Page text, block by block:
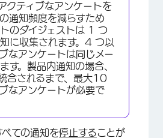
クティブなアンケートを
通知頻度を減らすため
のダイジェストは 1 つ
に収集されます。4 つ以
なアンケートは同じメー
す。製品内通知の場合、
合されるまで、最大10
なアンケートが必要で
ての通知を停止することが